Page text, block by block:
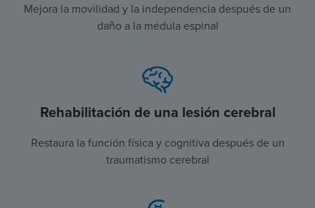
Mejora la movilidad y la independencia después de un
daño a la médula espinal
Rehabilitación de una lesión cerebral
Restaura la función física y cognitiva después de un
traumatismo cerebral